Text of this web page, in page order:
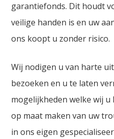
garantiefonds. Dit houdt
veilige handen is en uw
ons koopt u zonder risico.
Wij nodigen u van harte
bezoeken en u te laten
mogelijkheden welke wij
op maat maken van uw
in ons eigen